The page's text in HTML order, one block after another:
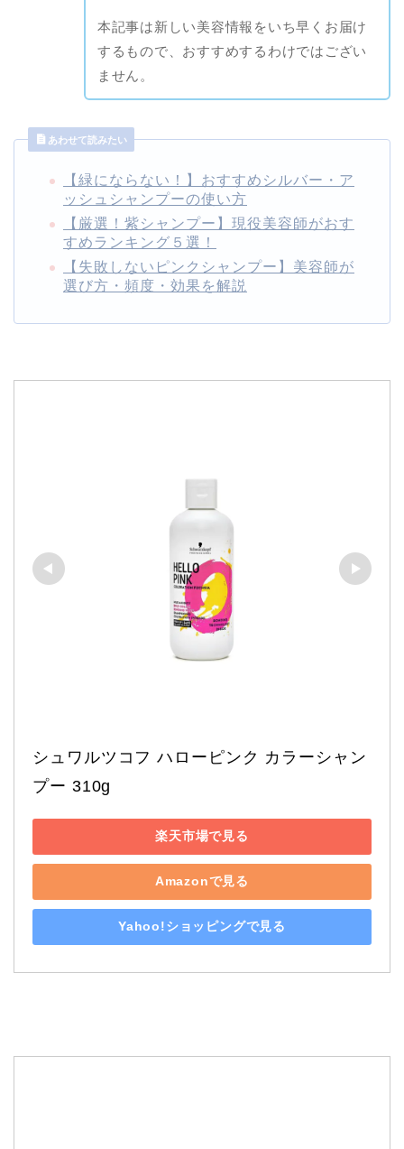
本記事は新しい美容情報をいち早くお届け
するもので、おすすめするわけではござい
ません。
あわせて読みたい
【緑にならない！】おすすめシルバー・ア
ッシュシャンプーの使い方
【厳選！紫シャンプー】現役美容師がおす
すめランキング５選！
【失敗しないピンクシャンプー】美容師が
選び方・頻度・効果を解説
シュワルツコフ ハローピンク カラーシャン
プー 310g
楽天市場で見る
Amazonで見る
Yahoo!ショッピングで見る